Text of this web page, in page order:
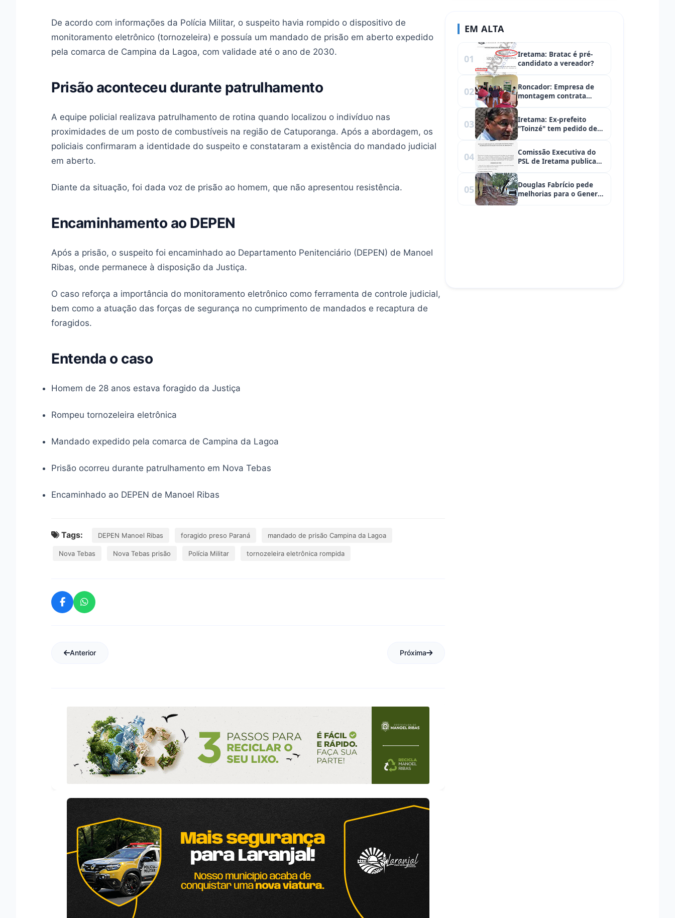
De acordo com informações da Polícia Militar, o suspeito havia rompido o dispositivo de
monitoramento eletrônico (tornozeleira) e possuía um mandado de prisão em aberto expedido
pela comarca de Campina da Lagoa, com validade até o ano de 2030.
Prisão aconteceu durante patrulhamento
A equipe policial realizava patrulhamento de rotina quando localizou o indivíduo nas
proximidades de um posto de combustíveis na região de Catuporanga. Após a abordagem, os
policiais confirmaram a identidade do suspeito e constataram a existência do mandado judicial
em aberto.
Diante da situação, foi dada voz de prisão ao homem, que não apresentou resistência.
Encaminhamento ao DEPEN
Após a prisão, o suspeito foi encaminhado ao Departamento Penitenciário (DEPEN) de Manoel
Ribas, onde permanece à disposição da Justiça.
O caso reforça a importância do monitoramento eletrônico como ferramenta de controle judicial,
bem como a atuação das forças de segurança no cumprimento de mandados e recaptura de
foragidos.
Entenda o caso
Homem de 28 anos estava foragido da Justiça
Rompeu tornozeleira eletrônica
Mandado expedido pela comarca de Campina da Lagoa
Prisão ocorreu durante patrulhamento em Nova Tebas
Encaminhado ao DEPEN de Manoel Ribas
Tags: DEPEN Manoel Ribas foragido preso Paraná mandado de prisão Campina da Lagoa
Nova Tebas Nova Tebas prisão Polícia Militar tornozeleira eletrônica rompida
Anterior Próxima
EM ALTA
01
Iretama: Bratac é pré-
candidato a vereador?
02
Roncador: Empresa de
montagem contrata
roncadorenses
03
Iretama: Ex-prefeito
"Toinzé" tem pedido de
liminar indeferido!
04
Comissão Executiva do
PSL de Iretama publica
Municipal
05
Douglas Fabrício pede
melhorias para o General
Carneiro